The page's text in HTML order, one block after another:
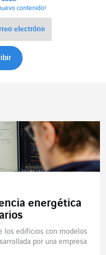
contenido!
energética
los edificios con modelos
por una empresa